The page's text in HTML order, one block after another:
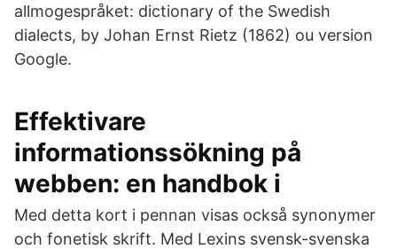
allmogespråket: dictionary of the Swedish
dialects, by Johan Ernst Rietz (1862) ou version
Google.
Effektivare
informationssökning på
webben: en handbok i
Med detta kort i pennan visas också synonymer
och fonetisk skrift. Med Lexins svensk-svenska